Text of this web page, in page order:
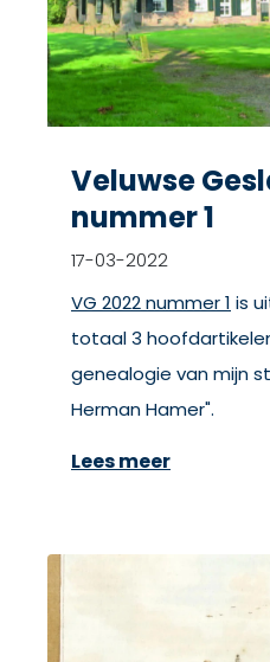
Veluwse
nummer 1
17-03-2022
VG 2022 nummer 1 is
totaal 3
genealogie van mijn
Herman Hamer".
Lees meer